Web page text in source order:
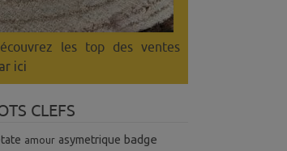
les top des ventes
ici
CLEFS
amour asymetrique badge